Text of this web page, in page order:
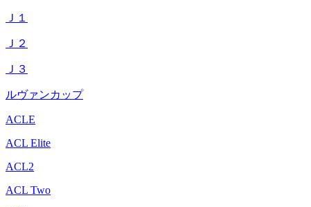
Ｊ１
Ｊ２
Ｊ３
ルヴァンカップ
ACLE
ACL Elite
ACL2
ACL Two